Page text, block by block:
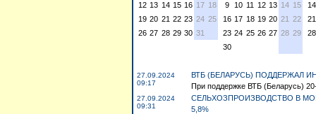
12 13 14 15 16 17 18
19 20 21 22 23 24 25
26 27 28 29 30 31
9
10 11 12 13 14 15
16 17 18 19 20 21 22
23 24 25 26 27 28 29
30
14
21
28
27.09.2024
09:17
ВТБ (БЕЛАРУСЬ) ПОДДЕРЖАЛ
При поддержке ВТБ (Беларусь)
27.09.2024
09:31
СЕЛЬХОЗПРОИЗВОДСТВО В
5,8%